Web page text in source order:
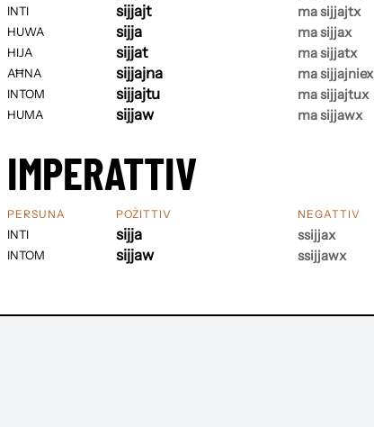
INTI
HUWA
HIJA
AĦNA
INTOM
HUMA
sijjajt
sijja
sijjat
sijjajna
sijjajtu
sijjaw
ma sijjajtx
ma sijjax
ma sijjatx
ma sijjajniex
ma sijjajtux
ma sijjawx
IMPERATTIV
PERSUNA
INTI
INTOM
POŻITTIV
sijja
sijjaw
NEGATTIV
ssijjax
ssijjawx